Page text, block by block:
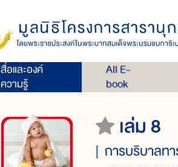
สื่อและองค์
ความรู้
All E-
book
เล่ม 8
การบริบาลทา